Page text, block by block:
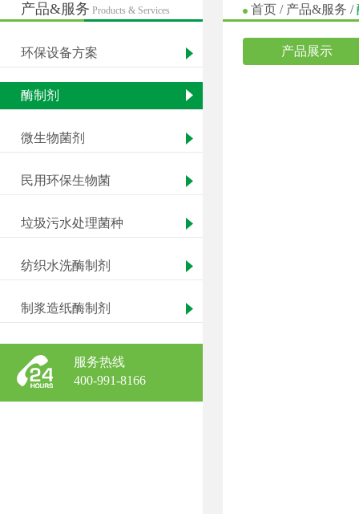
产品&服务 Products & Services
环保设备方案
酶制剂
微生物菌剂
民用环保生物菌
垃圾污水处理菌种
纺织水洗酶制剂
制浆造纸酶制剂
服务热线
400-991-8166
首页 / 产品&服务 /
产品展示